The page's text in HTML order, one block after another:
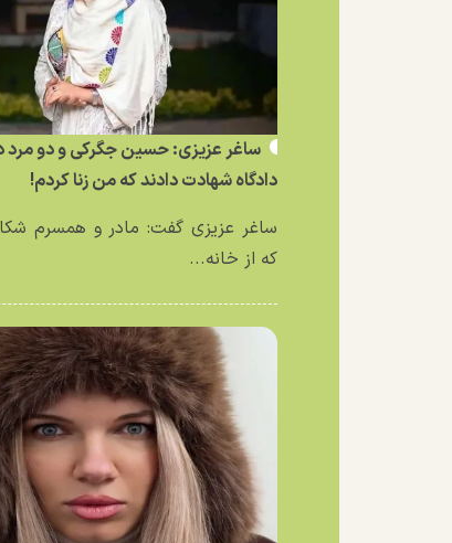
ساغر عزیزی: حسین جگرکی و دو مرد
دادگاه شهادت دادند که من زنا کردم!
ساغر عزیزی گفت: مادر و همسرم
که از خانه...